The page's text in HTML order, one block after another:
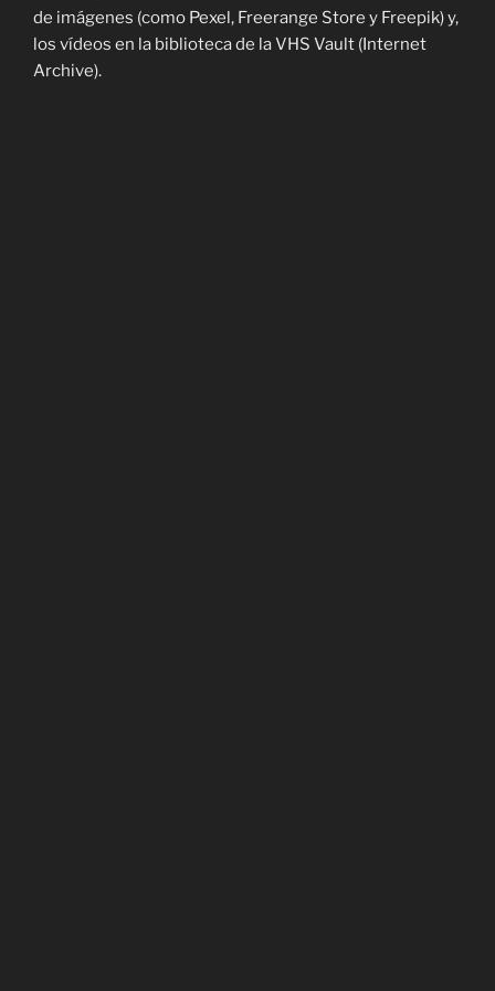
de imágenes (como Pexel, Freerange Store y Freepik) y,
los vídeos en la biblioteca de la VHS Vault (Internet
Archive).